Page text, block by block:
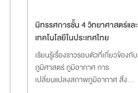
นิทรรศการชั้น 4 วิทยาศาสตร์และ
เทคโนโลยีในประเทศไทย
เรียนรู้เรื่องราวรอบตัวที่เกี่ยวข้องกับ
ภูมิศาสตร์ ภูมิอากาศ การ
เปลี่ยนแปลงสภาพภูมิอากาศ สิ่ง